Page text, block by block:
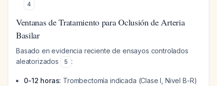
4
Ventanas de Tratamiento para Oclusión de Arteria
Basilar
Basado en evidencia reciente de ensayos controlados
aleatorizados
5 :
0-12 horas: Trombectomía indicada (Clase I, Nivel B-R)